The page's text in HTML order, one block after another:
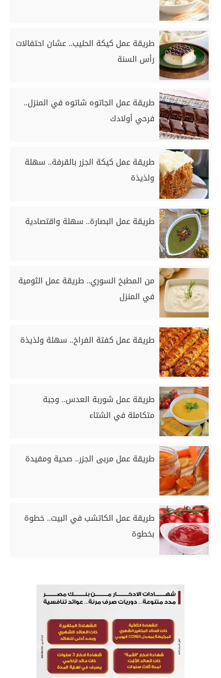
طريقة عمل كيكة الحليب.. عشان احتفالات
رأس السنة
طريقة عمل الجاتوه شاتوه في المنزل..
فرحي أولادك
طريقة عمل كيكة الجزر بالقرفة.. سهلة
ولذيذة
طريقة عمل البصارة.. سهلة واقتصادية
من المطبخ السوري.. طريقة عمل الثومية
في المنزل
طريقة عمل كفتة الفراخ.. سهلة ولذيذة
طريقة عمل شوربة العدس.. وجبة
متكاملة في الشتاء
طريقة عمل مربى الجزر.. صحية ومفيدة
طريقة عمل الكاتشب في البيت.. خطوة
بخطوة